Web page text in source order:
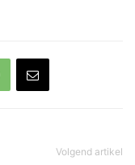
Volgend artikel